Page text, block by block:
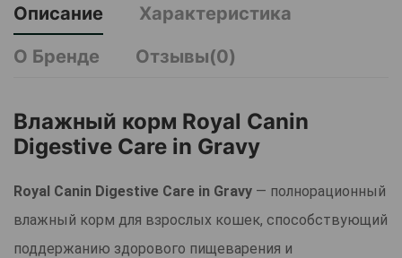
Описание
Характеристика
О Бренде
Отзывы(0)
Влажный корм Royal Canin
Digestive Care in Gravy
Royal Canin Digestive Care in Gravy — полнорационный
влажный корм для взрослых кошек, способствующий
поддержанию здорового пищеварения и